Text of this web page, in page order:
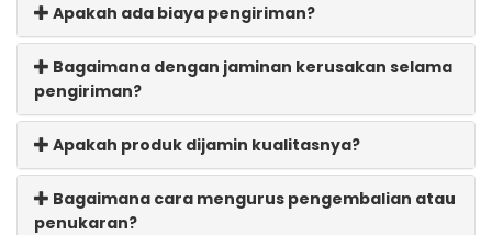
Apakah ada biaya pengiriman?
Bagaimana dengan jaminan kerusakan selama
pengiriman?
Apakah produk dijamin kualitasnya?
Bagaimana cara mengurus pengembalian atau
penukaran?